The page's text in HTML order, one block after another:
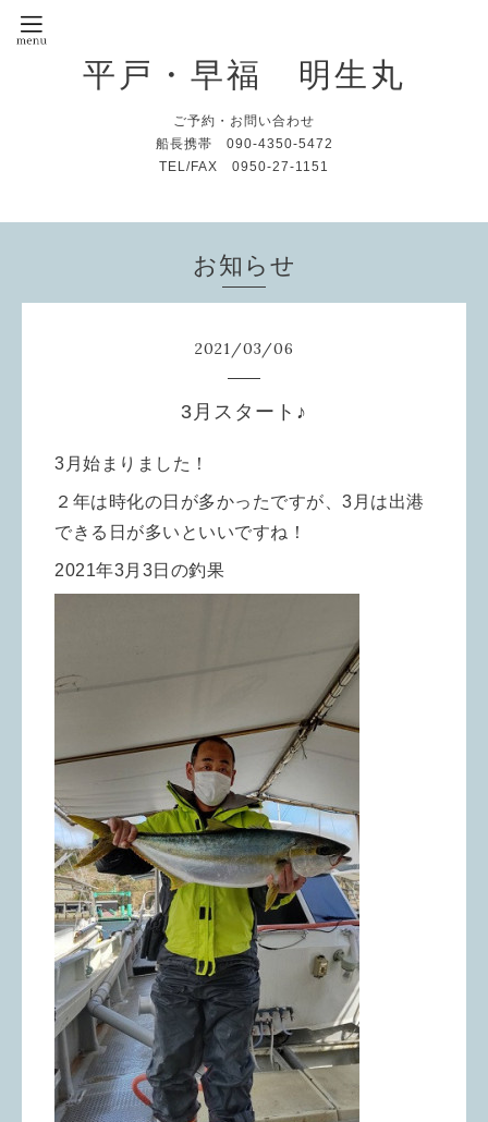
平戸・早福 明生丸
ご予約・お問い合わせ
船長携帯 090-4350-5472
TEL/FAX 0950-27-1151
お知らせ
2021/03/06
3月スタート♪
3月始まりました！
２年は時化の日が多かったですが、3月は出港
できる日が多いといいですね！
2021年3月3日の釣果